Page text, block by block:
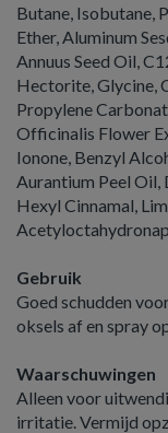
Butane, Isobutane,
Ether, Aluminum
Annuus Seed Oil,
Hectorite, Glycine,
Propylene
Officinalis Flower
Ionone, Benzyl
Aurantium Peel Oil,
Hexyl Cinnamal,
Gebruik
Goed schudden
oksels af en spray
Waarschuwingen
Alleen voor
irritatie. Vermijd